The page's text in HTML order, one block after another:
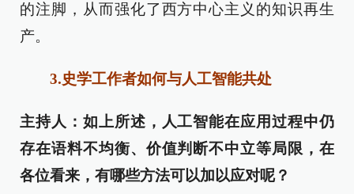
的注脚，从而强化了西方中心主义的知识再生
产。
3.史学工作者如何与人工智能共处
主持人：如上所述，人工智能在应用过程中仍
存在语料不均衡、价值判断不中立等局限，在
各位看来，有哪些方法可以加以应对呢？